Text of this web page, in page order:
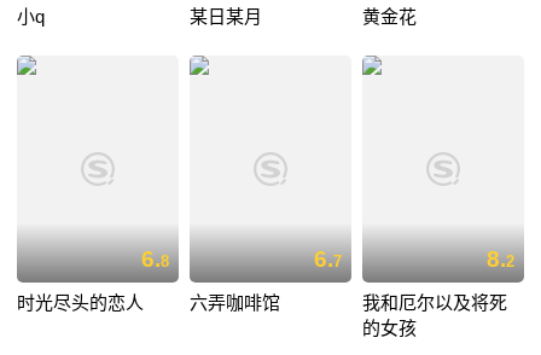
小q 某日某月 黄金花
6.8
时光尽头的恋人
6.7
六弄咖啡馆
8.2
我和厄尔以及将死
的女孩